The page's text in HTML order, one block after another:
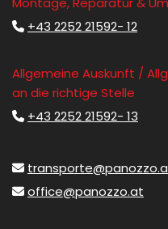
 +43 2252 21592- 12
Allgemeine Auskunft /
an die richtige Stelle
 +43 2252 21592- 13

 office@panozzo.at